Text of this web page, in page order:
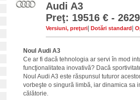
Audi A3
Preţ: 19516 € -
Versiuni, preţuri| Dotări standard
Noul Audi A3
Ce ar fi dacă tehnologia ar servi în mod
funcţionalitatea inovativă? Dacă
Noul Audi A3 este răspunsul tuturor
vorbeşte o singură limbă, iar dinamica sa
călătorie.